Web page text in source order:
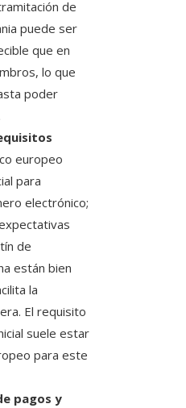
de
puede ser
que en
lo que
poder
europeo
para
electrónico;
de
están bien
la
El requisito
suele estar
para este
pagos y